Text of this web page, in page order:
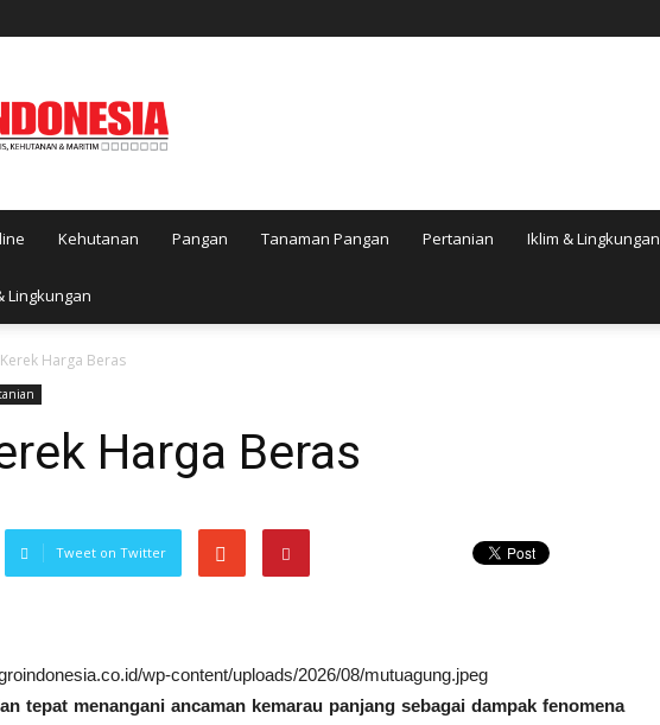
Kehutanan Pangan Tanaman Pangan Pertanian Iklim & Lingkungan
Lingkungan
Harga Beras
Harga Beras
Tweet on Twitter
wp-content/uploads/2026/08/mutuagung.jpeg
tepat menangani ancaman kemarau panjang sebagai dampak fenomena